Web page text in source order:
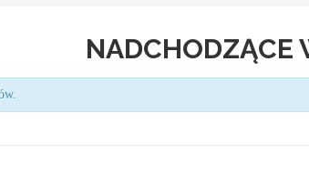
NADCHODZĄCE